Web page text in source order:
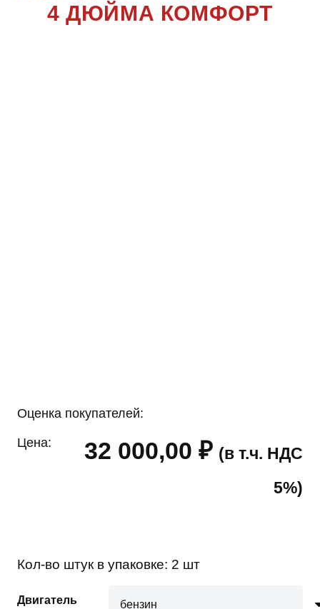
4 ДЮЙМА КОМФОРТ
Оценка покупателей:
Цена: 32 000,00 ₽ (в т.ч. НДС
5%)
Кол-во штук в упаковке: 2 шт
Двигатель